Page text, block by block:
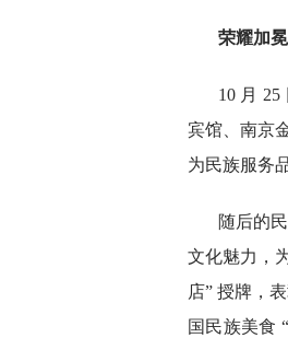
荣耀加
10 月
宾馆、南京
为民族服务
随后的
文化魅力，
店” 授牌，
国民族美食